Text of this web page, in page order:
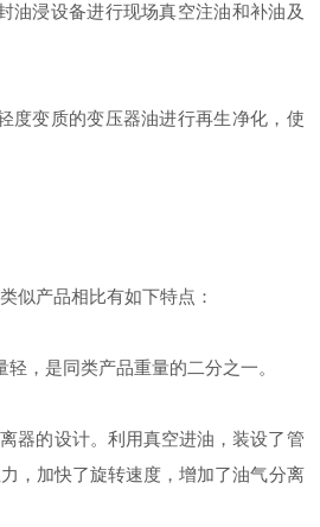
浸设备进行现场真空注油和补油及
变质的变压器油进行再生净化，使
产品相比有如下特点：
，是同类产品重量的二分之一。
的设计。利用真空进油，装设了管
，加快了旋转速度，增加了油气分离